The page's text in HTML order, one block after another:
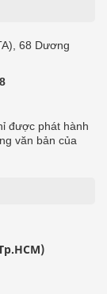
68 Dương
được phát hành
văn bản của